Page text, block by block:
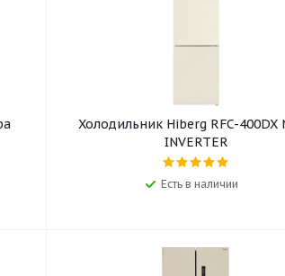
Холодильник Hiberg RFC-400DX
INVERTER
Есть в наличии